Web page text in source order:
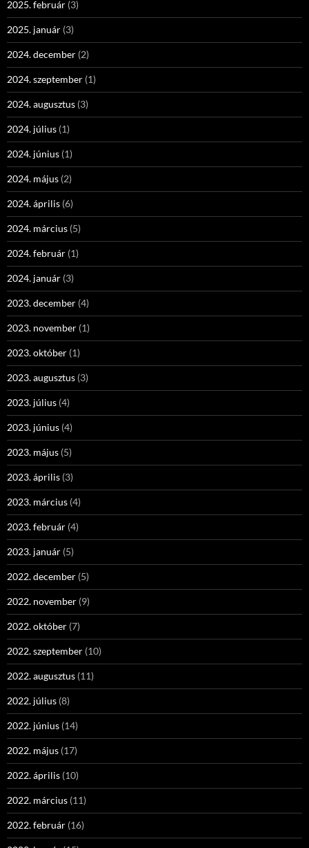
2025. február (3)
2025. január (3)
2024. december (2)
2024. szeptember (1)
2024. augusztus (3)
2024. július (1)
2024. június (1)
2024. május (2)
2024. április (6)
2024. március (5)
2024. február (1)
2024. január (3)
2023. december (4)
2023. november (1)
2023. október (1)
2023. augusztus (3)
2023. július (4)
2023. június (4)
2023. május (5)
2023. április (3)
2023. március (4)
2023. február (4)
2023. január (5)
2022. december (5)
2022. november (9)
2022. október (7)
2022. szeptember (10)
2022. augusztus (11)
2022. július (8)
2022. június (14)
2022. május (17)
2022. április (10)
2022. március (11)
2022. február (16)